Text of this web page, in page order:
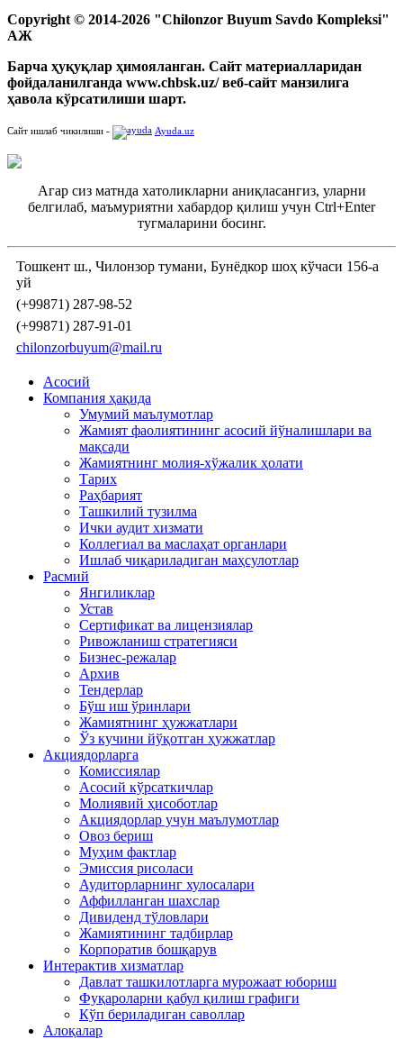
Copyright © 2014-2026 "Chilonzor Buyum Savdo Kompleksi"
АЖ
Барча ҳуқуқлар ҳимояланган. Сайт материалларидан
фойдаланилганда www.chbsk.uz/ веб-сайт манзилига
ҳавола кўрсатилиши шарт.
Сайт ишлаб чикилиши - Ayuda.uz
Агар сиз матнда хатоликларни аниқласангиз, уларни
белгилаб, маъмуриятни хабардор қилиш учун Ctrl+Enter
тугмаларини босинг.
Тошкент ш., Чилонзор тумани, Бунёдкор шоҳ кўчаси 156-а
уй
(+99871) 287-98-52
(+99871) 287-91-01
chilonzorbuyum@mail.ru
Асосий
Компания ҳақида
Умумий маълумотлар
Жамият фаолиятининг асосий йўналишлари ва
мақсади
Жамиятнинг молия-хўжалик ҳолати
Тарих
Раҳбарият
Ташкилий тузилма
Ички аудит хизмати
Коллегиал ва маслаҳат органлари
Ишлаб чиқариладиган маҳсулотлар
Расмий
Янгиликлар
Устав
Сертификат ва лицензиялар
Ривожланиш стратегияси
Бизнес-режалар
Архив
Тендерлар
Бўш иш ўринлари
Жамиятнинг ҳужжатлари
Ўз кучини йўқотган ҳужжатлар
Акциядорларга
Комиссиялар
Асосий кўрсаткичлар
Молиявий ҳисоботлар
Акциядорлар учун маълумотлар
Овоз бериш
Муҳим фактлар
Эмиссия рисоласи
Аудиторларнинг хулосалари
Аффилланган шахслар
Дивиденд тўловлари
Жамиятининг тадбирлар
Корпоратив бошқарув
Интерактив хизматлар
Давлат ташкилотларга мурожаат юбориш
Фуқароларни қабул қилиш графиги
Кўп бериладиган саволлар
Алоқалар